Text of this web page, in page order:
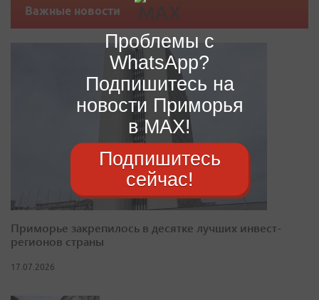
Важные новости
Приморье закрепилось в десятке лучших инвест-
регионов страны
17.07.2026
Проблемы с
WhatsApp?
Подпишитесь на
новости Приморья
в MAX!
Подпишитесь
сейчас!